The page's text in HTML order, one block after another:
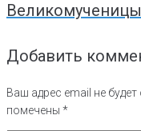
Добавить
Ваш адрес email не будет
помечены *